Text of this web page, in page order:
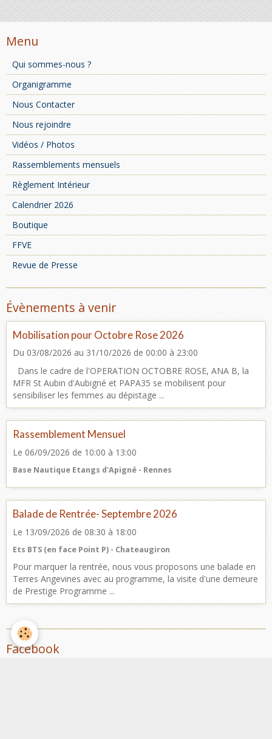
Menu
Qui sommes-nous ?
Organigramme
Nous Contacter
Nous rejoindre
Vidéos / Photos
Rassemblements mensuels
Règlement Intérieur
Calendrier 2026
Boutique
FFVE
Revue de Presse
Évènements à venir
Mobilisation pour Octobre Rose 2026
Du 03/08/2026 au 31/10/2026 de 00:00 à 23:00
Dans le cadre de l'OPERATION OCTOBRE ROSE, ANA B, la
MFR St Aubin d'Aubigné et PAPA35 se mobilisent pour
sensibiliser les femmes au dépistage ...
Rassemblement Mensuel
Le 06/09/2026 de 10:00 à 13:00
Base Nautique Etangs d'Apigné - Rennes
Balade de Rentrée- Septembre 2026
Le 13/09/2026 de 08:30 à 18:00
Ets BTS (en face Point P) - Chateaugiron
Pour marquer la rentrée, nous vous proposons une balade en
Terres Angevines avec au programme, la visite d'une demeure
de Prestige Programme ...
Facebook